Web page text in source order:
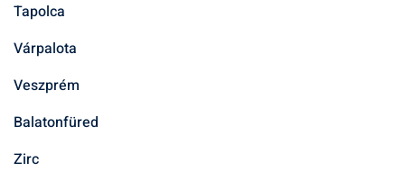
Tapolca
Várpalota
Veszprém
Balatonfüred
Zirc